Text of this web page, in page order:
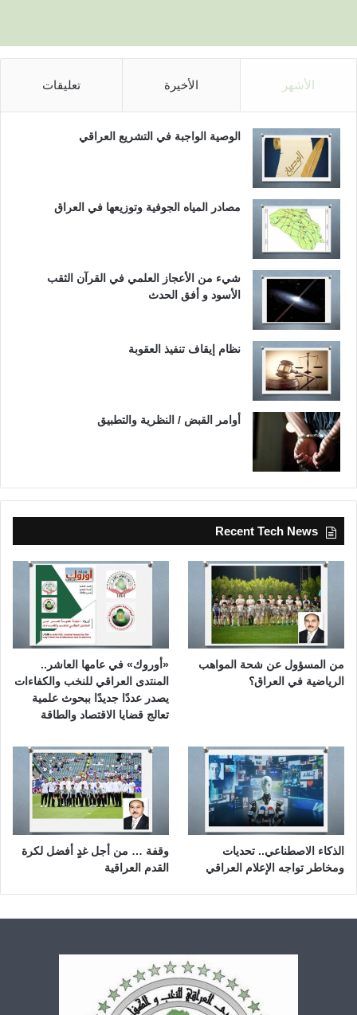
الأشهر الأخيرة تعليقات
الوصية الواجبة في التشريع العراقي
مصادر المياه الجوفية وتوزيعها في العراق
شيء من الأعجاز العلمي في القرآن الثقب
الأسود و أفق الحدث
نظام إيقاف تنفيذ العقوبة
أوامر القبض / النظرية والتطبيق
Recent Tech News
من المسؤول عن شحة المواهب
الرياضية في العراق؟
«أوروك» في عامها العاشر..
المنتدى العراقي للنخب والكفاءات
يصدر عددًا جديدًا ببحوث علمية
تعالج قضايا الاقتصاد والطاقة
الذكاء الاصطناعي.. تحديات
ومخاطر تواجه الإعلام العراقي
وقفة … من أجل غدٍ أفضل لكرة
القدم العراقية